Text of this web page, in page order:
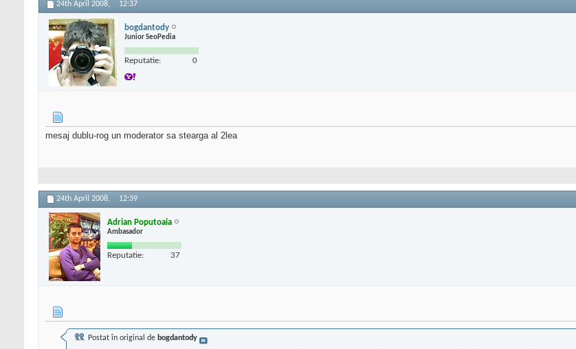
24th April 2008, 12:37
bogdantody
Junior SeoPedia
Reputatie: 0
mesaj dublu-rog un moderator sa stearga al 2lea
24th April 2008, 12:39
Adrian Poputoaia
Ambasador
Reputatie: 37
Postat în original de bogdantody